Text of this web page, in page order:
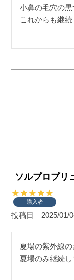
小鼻の毛穴の
これからも継
ソルプロプリ
購入者
投稿日 2025/01/
夏場の紫外線の
夏場のみ継続し